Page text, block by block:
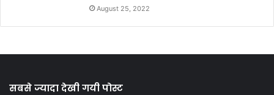
August 25, 2022
सबसे ज्यादा देखी गयी पोस्ट